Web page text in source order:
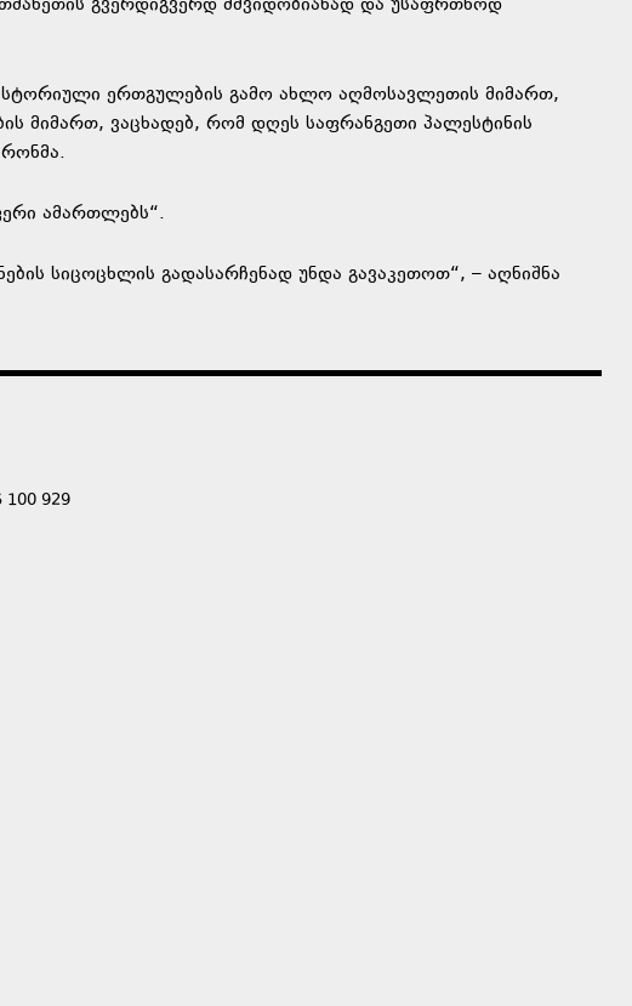
ერთგულების გამო ახლო აღმოსავლეთის მიმართ,
მიმართ, ვაცხადებ, რომ დღეს საფრანგეთი პალესტინის
ამართლებს“.
სიცოცხლის გადასარჩენად უნდა გავაკეთოთ“, – აღნიშნა
100 929